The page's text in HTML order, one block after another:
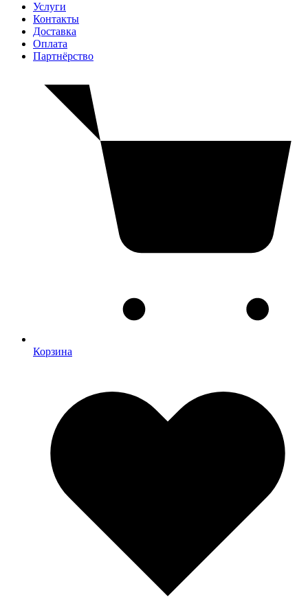
Услуги
Контакты
Доставка
Оплата
Партнёрство
Корзина